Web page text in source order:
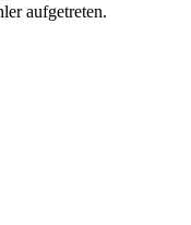
aufgetreten.